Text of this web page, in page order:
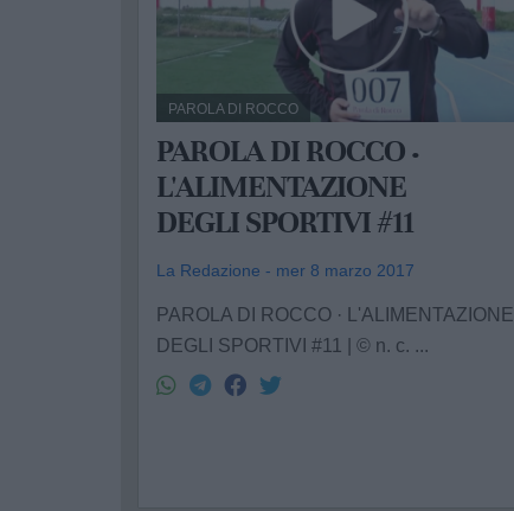
PAROLA DI ROCCO
PAROLA DI ROCCO ·
L'ALIMENTAZIONE
DEGLI SPORTIVI #11
La Redazione - mer 8 marzo 2017
PAROLA DI ROCCO · L'ALIMENTAZIONE
DEGLI SPORTIVI #11 | © n. c. ...